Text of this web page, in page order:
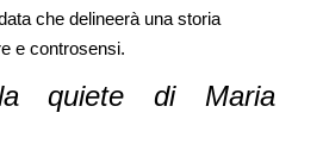
che delineerà una storia
e controsensi.
quiete di Maria